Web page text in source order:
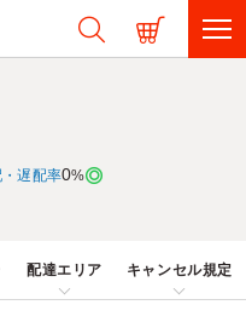
遅配率0%
配達エリア キャンセル規定